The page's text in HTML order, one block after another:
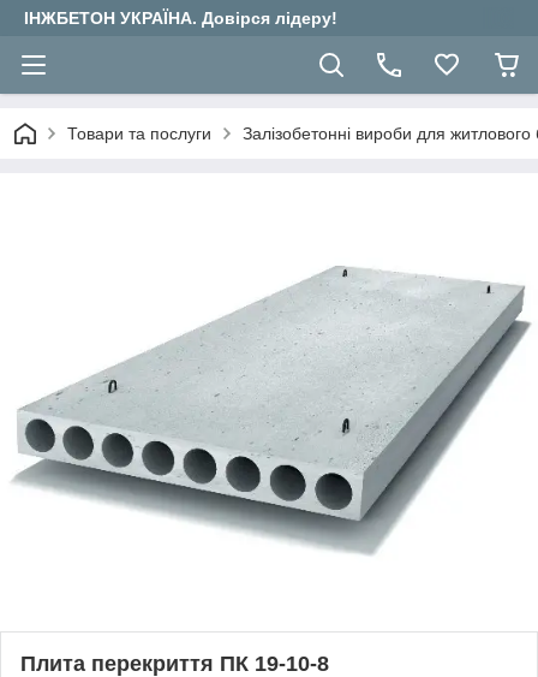
ІНЖБЕТОН УКРАЇНА. Довірся лідеру!
Товари та послуги Залізобетонні вироби для житлового
Плита перекриття ПК 19-10-8